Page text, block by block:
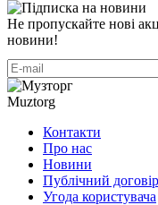
Не пропускайте нові
новини!
Muztorg
Контакти
Про нас
Новини
Публічний договір
Угода користувача